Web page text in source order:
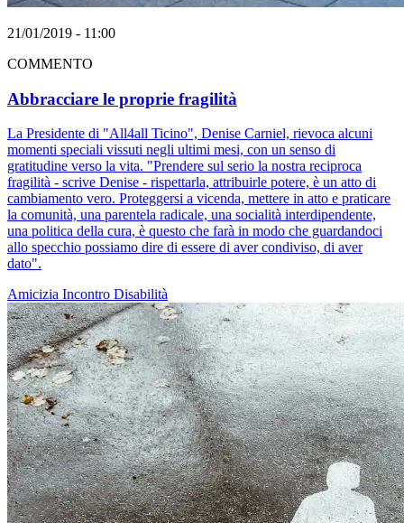
21/01/2019 - 11:00
COMMENTO
Abbracciare le proprie fragilità
La Presidente di "All4all Ticino", Denise Carniel, rievoca alcuni
momenti speciali vissuti negli ultimi mesi, con un senso di
gratitudine verso la vita. "Prendere sul serio la nostra reciproca
fragilità - scrive Denise - rispettarla, attribuirle potere, è un atto di
cambiamento vero. Proteggersi a vicenda, mettere in atto e praticare
la comunità, una parentela radicale, una socialità interdipendente,
una politica della cura, è questo che farà in modo che guardandoci
allo specchio possiamo dire di essere di aver condiviso, di aver
dato".
Amicizia Incontro Disabilità